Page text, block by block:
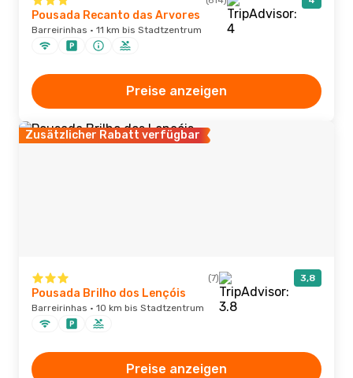
Pousada Recanto das Arvores
Barreirinhas · 11 km bis Stadtzentrum
Preise anzeigen
Zusätzlicher Rabatt verfügbar
(7) 3,8
Pousada Brilho dos Lençóis
Barreirinhas · 10 km bis Stadtzentrum
Preise anzeigen